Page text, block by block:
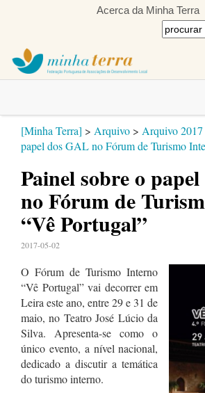
Acerca da Minha Terra
[Minha Terra] > Arquivo > Arquivo 2017
papel dos GAL no Fórum de Turismo
Painel sobre o
no Fórum de
“Vê Portugal”
2017-05-02
O Fórum de Turismo Interno
“Vê Portugal” vai decorrer em
Leira este ano, entre 29 e 31 de
maio, no Teatro José Lúcio da
Silva. Apresenta-se como o
único evento, a nível nacional,
dedicado a discutir a temática
do turismo interno.